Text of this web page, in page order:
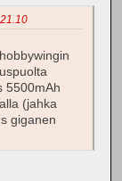
5500mAh
(jahka
giganen